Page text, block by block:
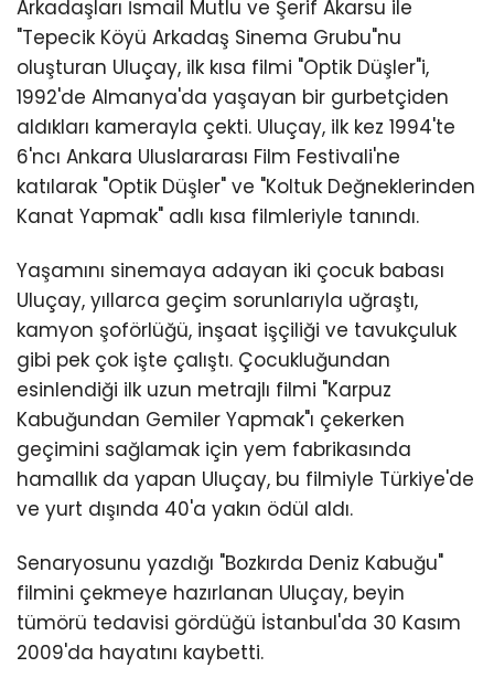
Arkadaşları İsmail Mutlu ve Şerif Akarsu ile
"Tepecik Köyü Arkadaş Sinema Grubu"nu
oluşturan Uluçay, ilk kısa filmi "Optik Düşler"i,
1992'de Almanya'da yaşayan bir gurbetçiden
aldıkları kamerayla çekti. Uluçay, ilk kez 1994'te
6'ncı Ankara Uluslararası Film Festivali'ne
katılarak "Optik Düşler" ve "Koltuk Değneklerinden
Kanat Yapmak" adlı kısa filmleriyle tanındı.
Yaşamını sinemaya adayan iki çocuk babası
Uluçay, yıllarca geçim sorunlarıyla uğraştı,
kamyon şoförlüğü, inşaat işçiliği ve tavukçuluk
gibi pek çok işte çalıştı. Çocukluğundan
esinlendiği ilk uzun metrajlı filmi "Karpuz
Kabuğundan Gemiler Yapmak"ı çekerken
geçimini sağlamak için yem fabrikasında
hamallık da yapan Uluçay, bu filmiyle Türkiye'de
ve yurt dışında 40'a yakın ödül aldı.
Senaryosunu yazdığı "Bozkırda Deniz Kabuğu"
filmini çekmeye hazırlanan Uluçay, beyin
tümörü tedavisi gördüğü İstanbul'da 30 Kasım
2009'da hayatını kaybetti.